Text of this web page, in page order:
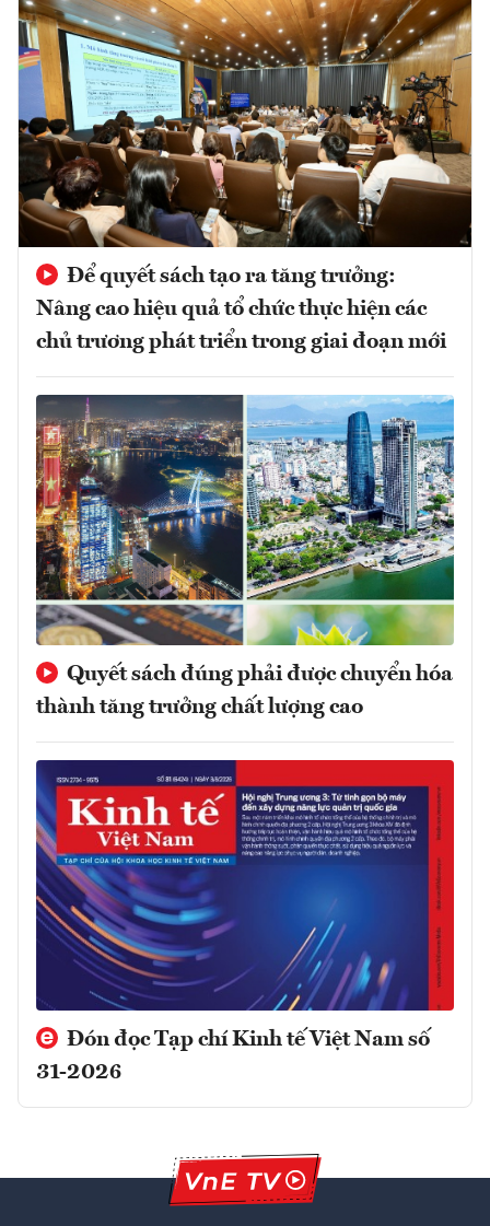
Để quyết sách tạo ra tăng trưởng:
Nâng cao hiệu quả tổ chức thực hiện các
chủ trương phát triển trong giai đoạn mới
Quyết sách đúng phải được chuyển hóa
thành tăng trưởng chất lượng cao
Đón đọc Tạp chí Kinh tế Việt Nam số
31-2026